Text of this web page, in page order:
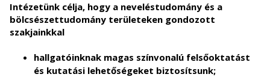
Intézetünk célja, hogy a neveléstudomány és a
bölcsészettudomány területeken gondozott
szakjainkkal
hallgatóinknak magas színvonalú felsőoktatást
és kutatási lehetőségeket biztosítsunk;